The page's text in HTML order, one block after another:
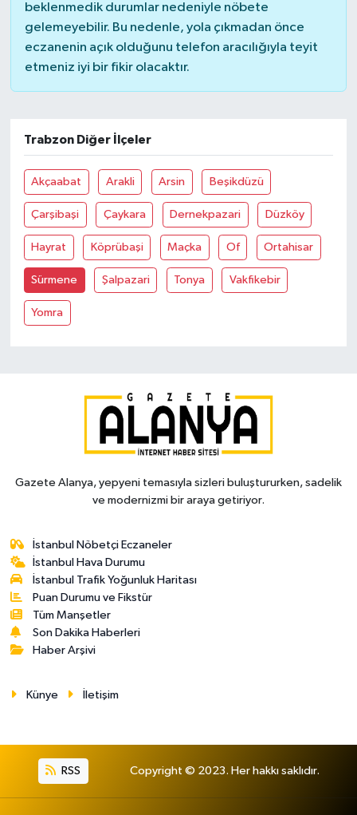
beklenmedik durumlar nedeniyle nöbete
gelemeyebilir. Bu nedenle, yola çıkmadan önce
eczanenin açık olduğunu telefon aracılığıyla teyit
etmeniz iyi bir fikir olacaktır.
Trabzon Diğer İlçeler
Akçaabat Arakli Arsin Beşikdüzü
Çarşibaşi Çaykara Dernekpazari Düzköy
Hayrat Köprübaşi Maçka Of Ortahisar
Sürmene Şalpazari Tonya Vakfikebir
Yomra
Gazete Alanya, yepyeni temasıyla sizleri buluştururken, sadelik
ve modernizmi bir araya getiriyor.
İstanbul Nöbetçi Eczaneler
İstanbul Hava Durumu
İstanbul Trafik Yoğunluk Haritası
Puan Durumu ve Fikstür
Tüm Manşetler
Son Dakika Haberleri
Haber Arşivi
Künye İletişim
RSS Copyright © 2023. Her hakkı saklıdır.